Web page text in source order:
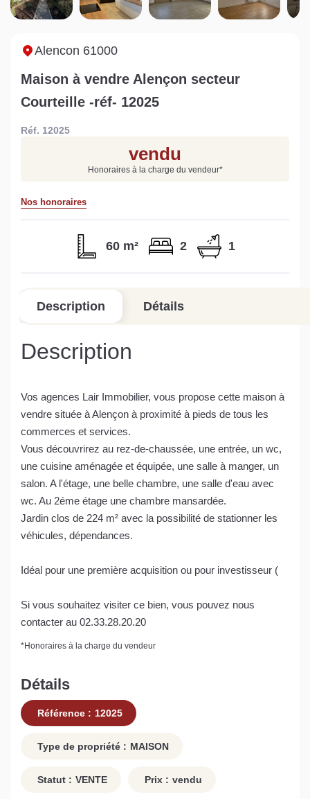
Sarthe pour booster sa
vente
quelles sont les
conséquences ?
Estimez votre bien en ligne.
en quelques clics.
Alencon 61000
Maison à vendre Alençon secteur
Courteille -réf- 12025
Réf. 12025
vendu
Honoraires à la charge du vendeur*
Nos honoraires
60 m² 2 1
Description Détails
Description
Vos agences Lair Immobilier, vous propose cette maison à
vendre située à Alençon à proximité à pieds de tous les
commerces et services.
Vous découvrirez au rez-de-chaussée, une entrée, un wc,
une cuisine aménagée et équipée, une salle à manger, un
salon. A l'étage, une belle chambre, une salle d'eau avec
wc. Au 2éme étage une chambre mansardée.
Jardin clos de 224 m² avec la possibilité de stationner les
véhicules, dépendances.
Idéal pour une première acquisition ou pour investisseur (
Si vous souhaitez visiter ce bien, vous pouvez nous
contacter au 02.33.28.20.20
*Honoraires à la charge du vendeur
Détails
Référence : 12025
Type de propriété : MAISON
Statut : VENTE Prix : vendu